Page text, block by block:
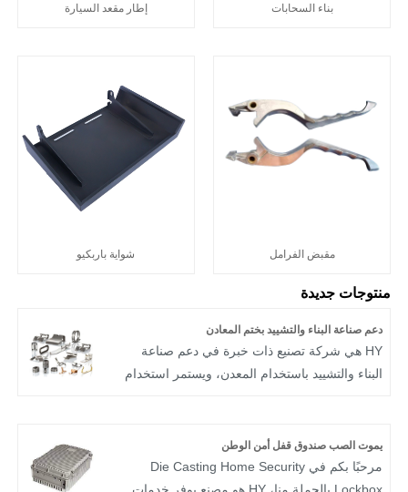
بناء السحابات إطار مقعد السيارة
مقبض الفرامل شواية باربكيو
منتوجات جديدة
دعم صناعة البناء والتشييد بختم المعادن
HY هي شركة تصنيع ذات خبرة في دعم صناعة
البناء والتشييد باستخدام المعدن، ويستمر استخدام
والإجهاد الهيكلي بشكل أكثر فعالية من الخشب
وأنواع مواد البناء الأخرى.
يموت الصب صندوق قفل أمن الوطن
مرحبًا بكم في Die Casting Home Security
Lockbox بالجملة منا، HY هو مصنع يوفر خدمات